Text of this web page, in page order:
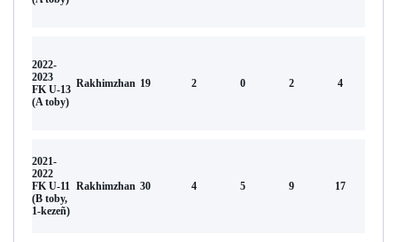
2022-
2023
FK U-13
(A toby)
Rakhimzhan 19 2 0 2 4
2021-
2022
FK U-11
(В toby,
1-kezeñ)
Rakhimzhan 30 4 5 9 17